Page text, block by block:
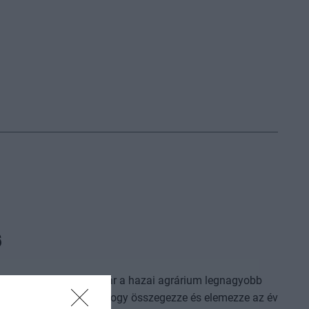
tekintve – ma már a hazai agrárium legnagyobb
konferencia célja, hogy összegezze és elemezze az év